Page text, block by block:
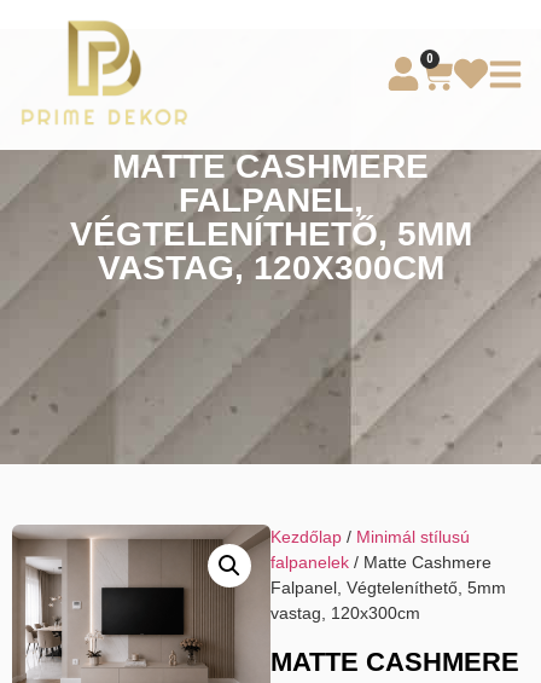
0
MATTE CASHMERE
FALPANEL,
VÉGTELENÍTHETŐ, 5MM
VASTAG, 120X300CM
Kezdőlap / Minimál stílusú
falpanelek / Matte Cashmere
Falpanel, Végteleníthető, 5mm
vastag, 120x300cm
MATTE CASHMERE